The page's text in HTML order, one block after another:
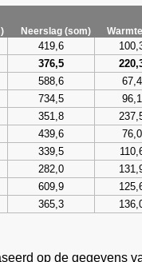
Neerslag (som)
419,6
376,5
588,6 67,4
734,5 96,1
351,8
439,6 76,0
339,5
282,0
609,9
365,3
op de gegevens